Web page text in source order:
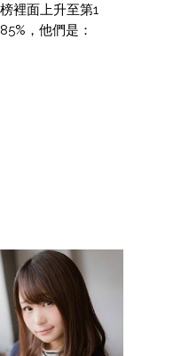
裡面上升至第1
，他們是：